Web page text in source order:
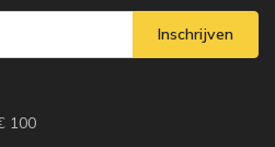
Inschrijven
100